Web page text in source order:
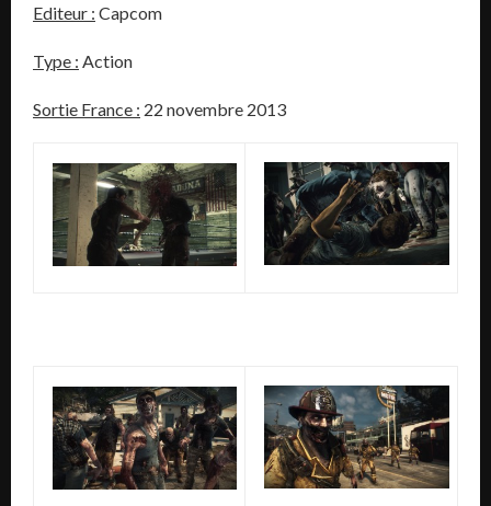
Editeur : Capcom
Type : Action
Sortie France : 22 novembre 2013